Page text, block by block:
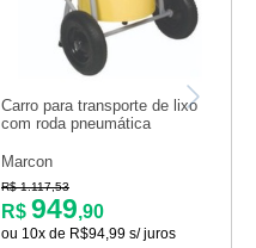
Carro para transporte de lixo
com roda pneumática
Marcon
R$ 1.117,53
R$ 949,90
ou 10x de R$94,99 s/ juros